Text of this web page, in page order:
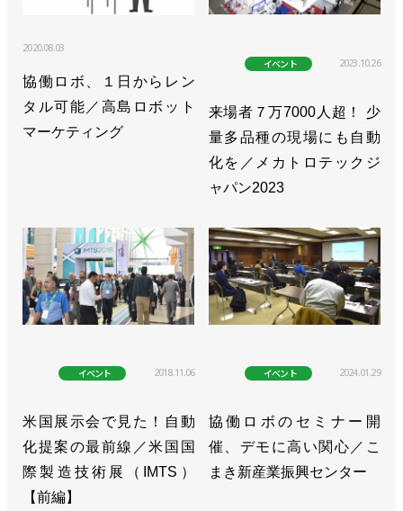
2020.08.03
協働ロボ、１日からレン
タル可能／高島ロボット
マーケティング
イベント 2023.10.26
来場者７万7000人超！ 少
量多品種の現場にも自動
化を／メカトロテックジ
ャパン2023
イベント 2018.11.06
米国展示会で見た！自動
化提案の最前線／米国国
際製造技術展（IMTS）
【前編】
イベント 2024.01.29
協働ロボのセミナー開
催、デモに高い関心／こ
まき新産業振興センター